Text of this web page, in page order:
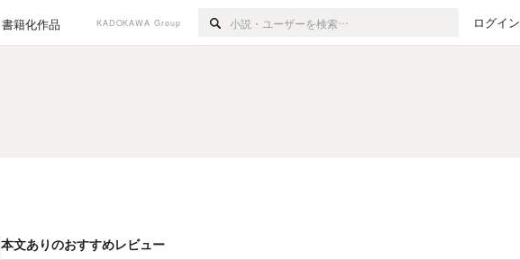
書籍化作品 KADOKAWA Group ログイン
本文ありのおすすめレビュー